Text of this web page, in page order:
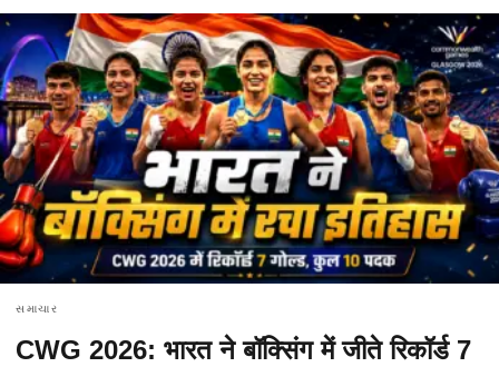
સમાચાર
CWG 2026: भारत ने बॉक्सिंग में जीते रिकॉर्ड 7